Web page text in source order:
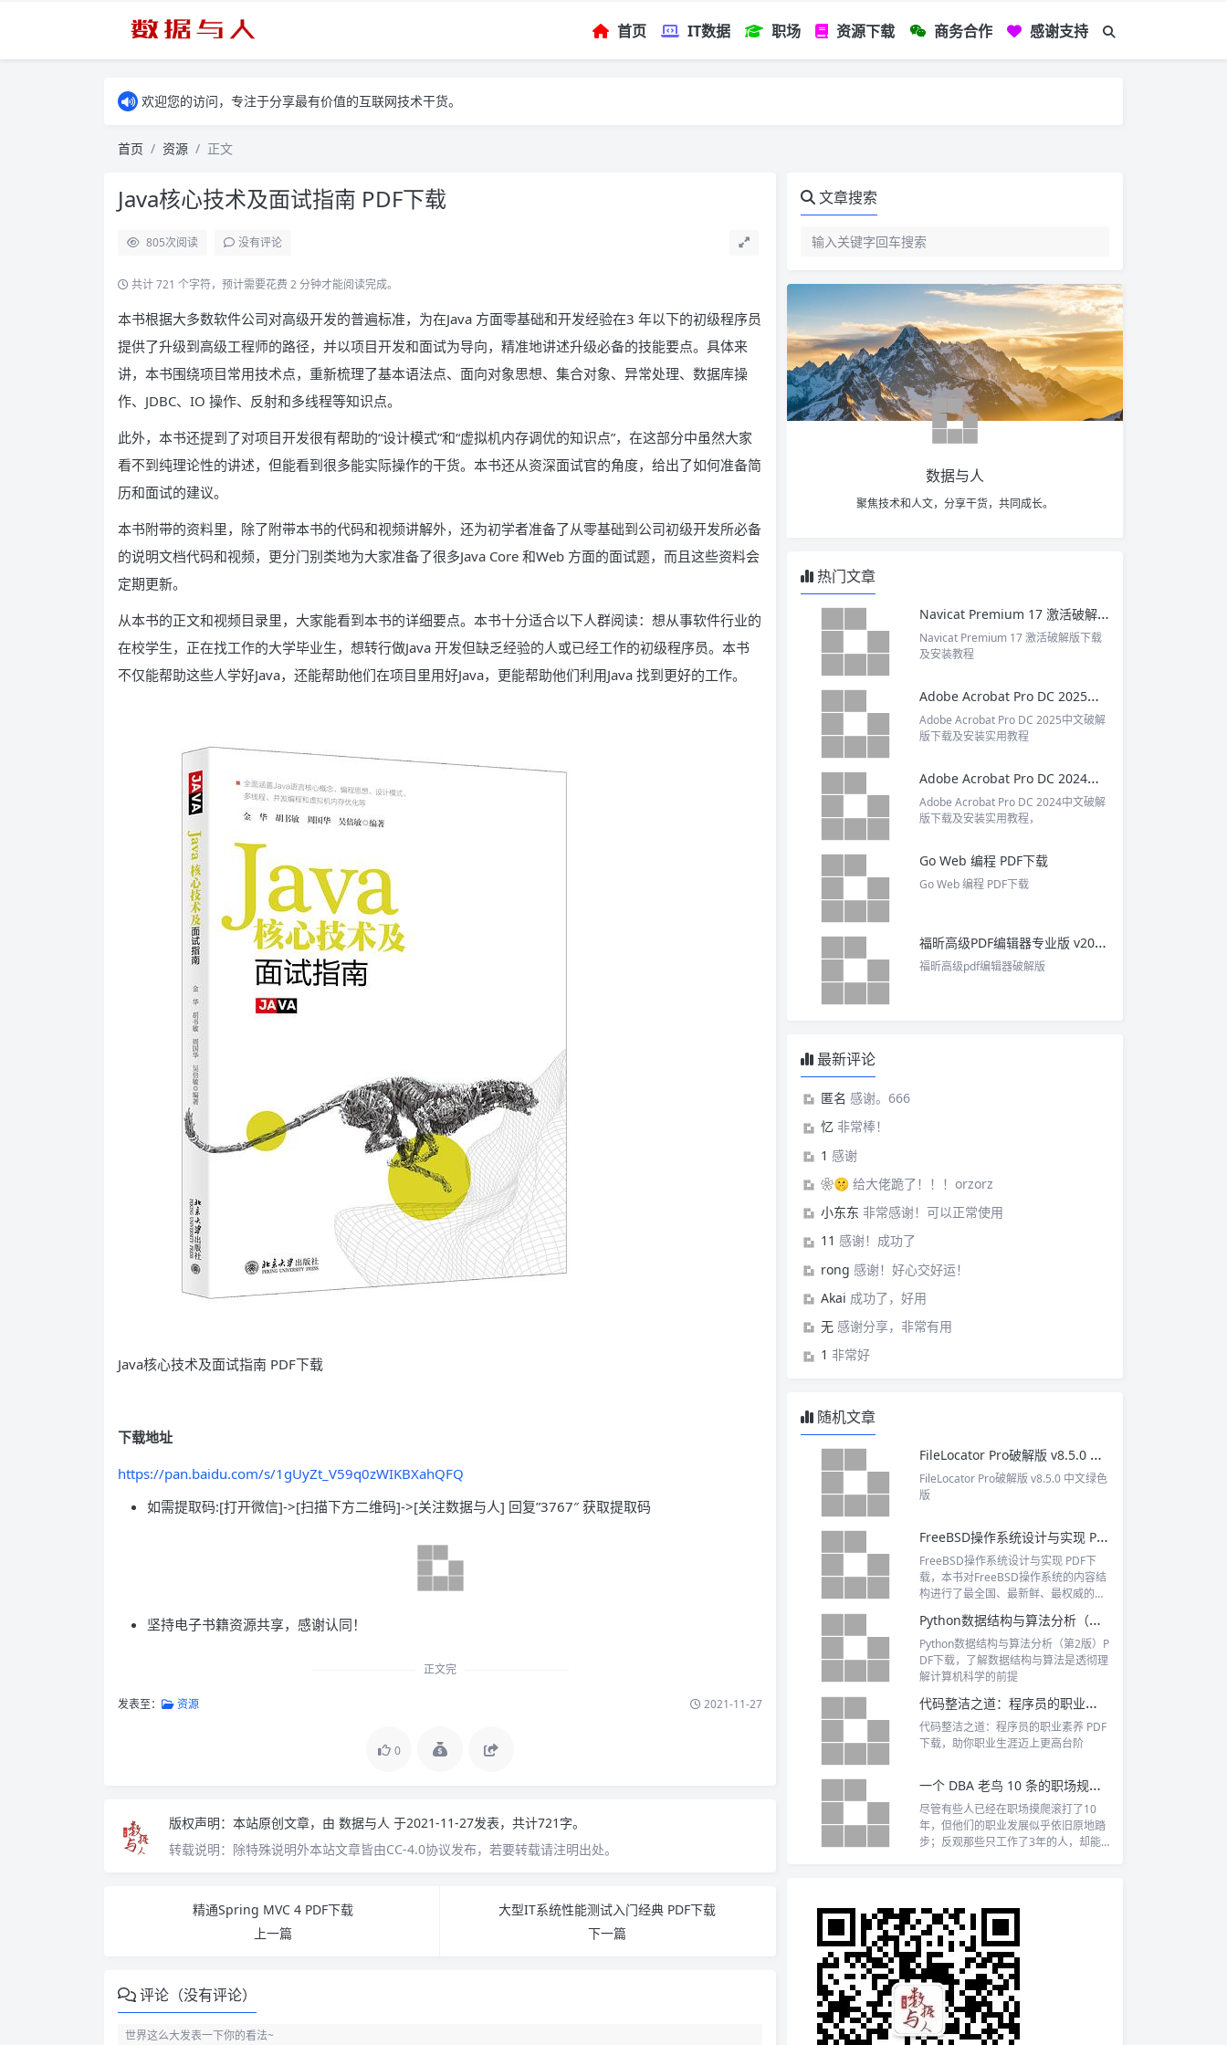
首页 IT数据 职场 资源下载 商务合作 感谢支持
欢迎您的访问，专注于分享最有价值的互联网技术干货。
首页 资源 正文
Java核心技术及面试指南 PDF下载
805次阅读 没有评论
共计 721 个字符，预计需要花费 2 分钟才能阅读完成。
本书根据大多数软件公司对高级开发的普遍标准，为在Java 方面零基础和开发经验在3 年以下的初级程序员
提供了升级到高级工程师的路径，并以项目开发和面试为导向，精准地讲述升级必备的技能要点。具体来
讲，本书围绕项目常用技术点，重新梳理了基本语法点、面向对象思想、集合对象、异常处理、数据库操
作、JDBC、IO 操作、反射和多线程等知识点。
此外，本书还提到了对项目开发很有帮助的“设计模式”和“虚拟机内存调优的知识点”，在这部分中虽然大家
看不到纯理论性的讲述，但能看到很多能实际操作的干货。本书还从资深面试官的角度，给出了如何准备简
历和面试的建议。
本书附带的资料里，除了附带本书的代码和视频讲解外，还为初学者准备了从零基础到公司初级开发所必备
的说明文档代码和视频，更分门别类地为大家准备了很多Java Core 和Web 方面的面试题，而且这些资料会
定期更新。
从本书的正文和视频目录里，大家能看到本书的详细要点。本书十分适合以下人群阅读：想从事软件行业的
在校学生，正在找工作的大学毕业生，想转行做Java 开发但缺乏经验的人或已经工作的初级程序员。本书
不仅能帮助这些人学好Java，还能帮助他们在项目里用好Java，更能帮助他们利用Java 找到更好的工作。
Java核心技术及面试指南 PDF下载
下载地址
https://pan.baidu.com/s/1gUyZt_V59q0zWIKBXahQFQ
如需提取码:[打开微信]->[扫描下方二维码]->[关注数据与人] 回复”3767″ 获取提取码
坚持电子书籍资源共享，感谢认同！
正文完
发表至： 资源 2021-11-27
0
版权声明： 本站原创文章，由 数据与人 于2021-11-27发表，共计721字。
转载说明： 除特殊说明外本站文章皆由CC-4.0协议发布，若要转载请注明出处。
精通Spring MVC 4 PDF下载
上一篇
大型IT系统性能测试入门经典 PDF下载
下一篇
评论（没有评论）
文章搜索
数据与人
聚焦技术和人文，分享干货，共同成长。
热门文章
Navicat Premium 17 激活破解版下载及安装教程
Navicat Premium 17 激活破解版下载
及安装教程
Adobe Acrobat Pro DC 2025中文破解版下载及安装实用教程
Adobe Acrobat Pro DC 2025中文破解
版下载及安装实用教程
Adobe Acrobat Pro DC 2024中文破解版下载及安装实用教程
Adobe Acrobat Pro DC 2024中文破解
版下载及安装实用教程，
Go Web 编程 PDF下载
Go Web 编程 PDF下载
福昕高级PDF编辑器专业版 v2025 中文激活版
福昕高级pdf编辑器破解版
最新评论
匿名 感谢。666
忆 非常棒！
1 感谢
❀🤫 给大佬跪了！！！orzorz
小东东 非常感谢！可以正常使用
11 感谢！成功了
rong 感谢！好心交好运！
Akai 成功了，好用
无 感谢分享，非常有用
1 非常好
随机文章
FileLocator Pro破解版 v8.5.0 中文绿色版
FileLocator Pro破解版 v8.5.0 中文绿色
版
FreeBSD操作系统设计与实现 PDF下载
FreeBSD操作系统设计与实现 PDF下
载，本书对FreeBSD操作系统的内容结
构进行了最全国、最新鲜、最权威的论
Python数据结构与算法分析（第2版）PDF下载
Python数据结构与算法分析（第2版）P
DF下载，了解数据结构与算法是透彻理
解计算机科学的前提
代码整洁之道：程序员的职业素养 PDF下载
代码整洁之道：程序员的职业素养 PDF
下载，助你职业生涯迈上更高台阶
一个 DBA 老鸟 10 条的职场规则，保命！
尽管有些人已经在职场摸爬滚打了10
年，但他们的职业发展似乎依旧原地踏
步；反观那些只工作了3年的人，却能